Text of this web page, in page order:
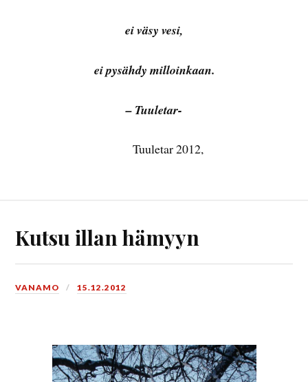
ei väsy vesi,
ei pysähdy milloinkaan.
– Tuuletar-
Tuuletar 2012,
Kutsu illan hämyyn
VANAMO 15.12.2012